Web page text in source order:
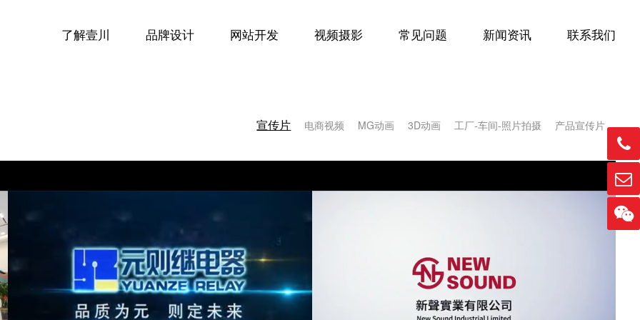
了解壹川 品牌设计 网站开发 视频摄影 常见问题 新闻资讯 联系我们
宣传片 电商视频 MG动画 3D动画 工厂-车间-照片拍摄 产品宣传片


